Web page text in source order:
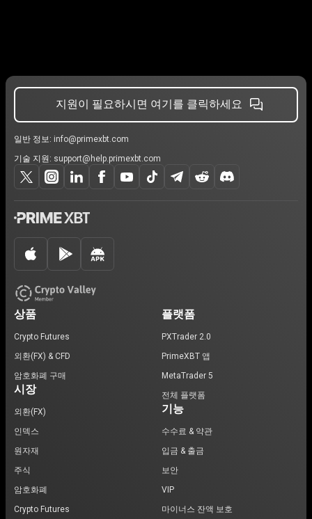
지원이 필요하시면 여기를 클릭하세요
일반 정보: info@primexbt.com
기술 지원: support@help.primexbt.com
상품
Crypto Futures
외환(FX) & CFD
암호화폐 구매
시장
외환(FX)
인덱스
원자재
주식
암호화폐
Crypto Futures
플랫폼
PXTrader 2.0
PrimeXBT 앱
MetaTrader 5
전체 플랫폼
기능
수수료 & 약관
입금 & 출금
보안
VIP
마이너스 잔액 보호